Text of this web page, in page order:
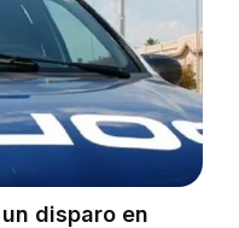
disparo en